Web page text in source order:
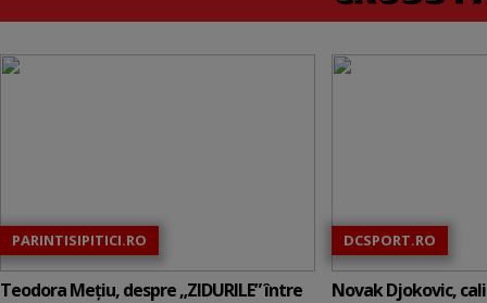
PARINTISIPITICI.RO
Teodora Mețiu, despre „ZIDURILE” între
DCSPORT.RO
Novak Djokovic,